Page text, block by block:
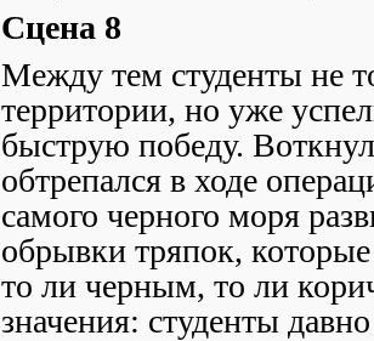
Сцена 8
Между тем студенты не
территории, но уже
быструю победу.
обтрепался в ходе
самого черного моря
обрывки тряпок,
то ли черным, то ли
значения: студенты